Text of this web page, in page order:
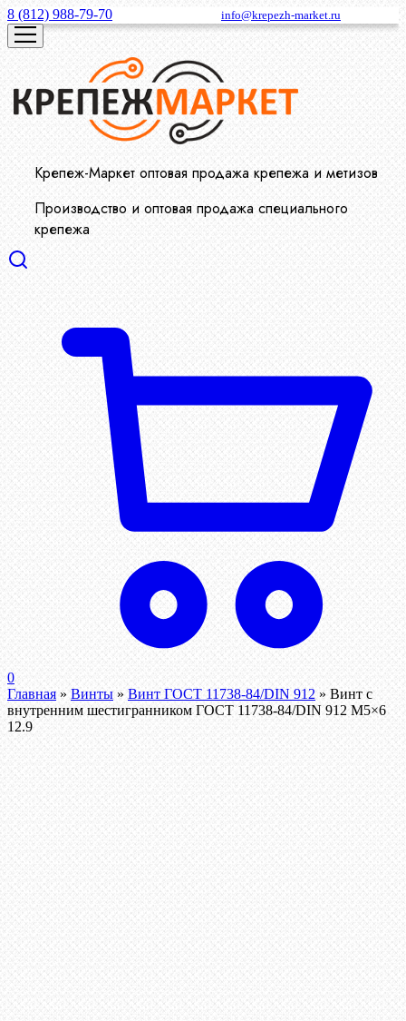
8 (812) 988-79-70 info@krepezh-market.ru
Крепеж-Маркет оптовая продажа крепежа и метизов
Производство и оптовая продажа специального
крепежа
0
Главная » Винты » Винт ГОСТ 11738-84/DIN 912 » Винт c
внутренним шестигранником ГОСТ 11738-84/DIN 912 М5×6
12.9